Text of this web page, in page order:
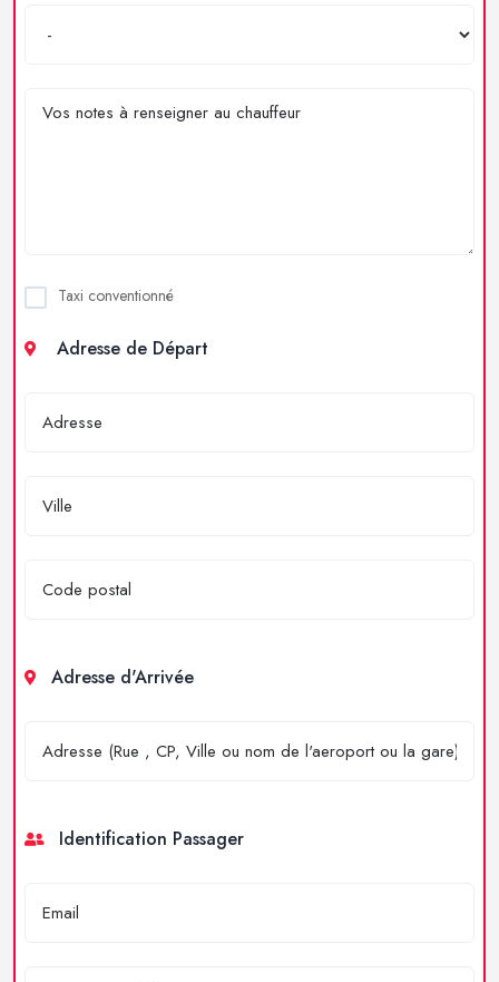
Taxi conventionné
Adresse de Départ
Adresse d'Arrivée
Identification Passager